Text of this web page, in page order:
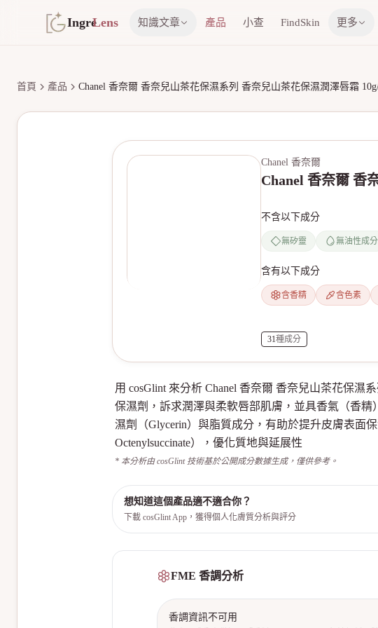
IngreLens 知識文章 產品 小查 FindSkin 更多
首頁 產品 Chanel 香奈爾 香奈兒山茶花保濕系列 香奈兒山茶花保濕潤澤唇霜
Chanel 香奈爾
Chanel 香奈爾 香
不含以下成分
無矽靈 無油性成分
含有以下成分
含香精 含色素
31種成分
用 cosGlint 來分析 Chanel 香奈爾 香奈兒山茶花保濕
保濕劑，訴求潤澤與柔軟唇部肌膚，並具香氣（香精
濕劑（Glycerin）與脂質成分，有助於提升皮膚表面
Octenylsuccinate），優化質地與延展性
* 本分析由 cosGlint 技術基於公開成分數據生成，僅供參考。
想知道這個產品適不適合你？
下載 cosGlint App，獲得個人化膚質分析與評分
FME 香調分析
香調資訊不可用